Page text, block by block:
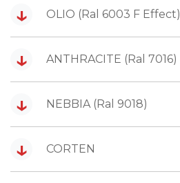
↓ OLIO (Ral 6003 F Effect)
↓ ANTHRACITE (Ral 7016)
↓ NEBBIA (Ral 9018)
↓ CORTEN